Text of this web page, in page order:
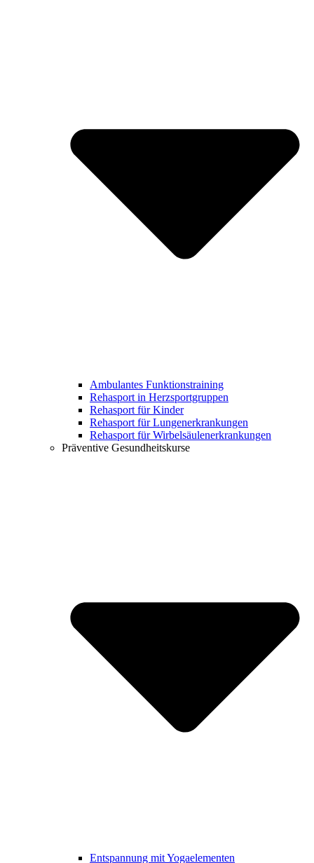
Ambulantes Funktionstraining
Rehasport in Herzsportgruppen
Rehasport für Kinder
Rehasport für Lungenerkrankungen
Rehasport für Wirbelsäulenerkrankungen
Präventive Gesundheitskurse
Entspannung mit Yogaelementen